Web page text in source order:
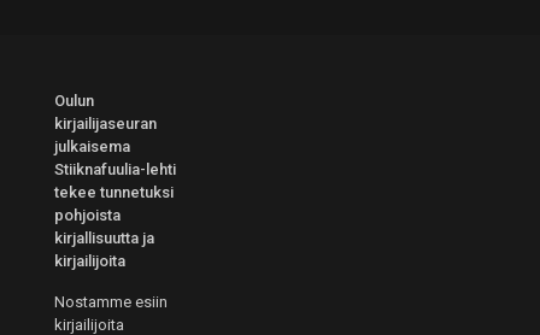
Oulun
kirjailijaseuran
julkaisema
Stiiknafuulia-lehti
tekee tunnetuksi
pohjoista
kirjallisuutta ja
kirjailijoita
Nostamme esiin
kirjailijoita